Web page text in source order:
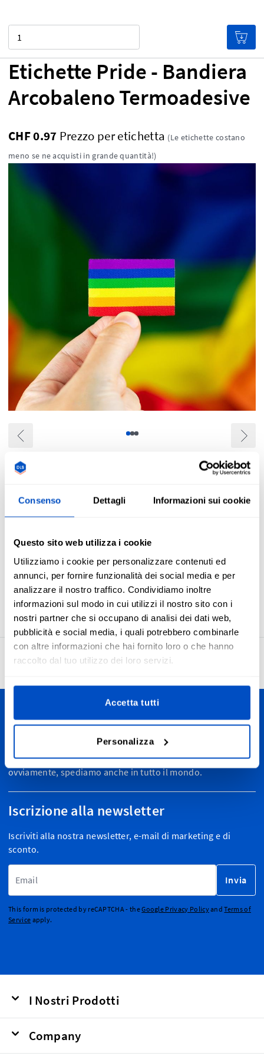
Consenso Dettagli Informazioni sui cookie
Questo sito web utilizza i cookie
Utilizziamo i cookie per personalizzare contenuti ed
annunci, per fornire funzionalità dei social media e per
analizzare il nostro traffico. Condividiamo inoltre
informazioni sul modo in cui utilizzi il nostro sito con i
nostri partner che si occupano di analisi dei dati web,
pubblicità e social media, i quali potrebbero combinarle
con altre informazioni che hai fornito loro o che hanno
raccolto dal tuo utilizzo dei loro servizi.
Accetta tutti
Personalizza
Etichette Pride - Bandiera
Arcobaleno Termoadesive
CHF 0.97 Prezzo per etichetta (Le etichette costano
meno se ne acquisti in grande quantità!)
Panoramica
termoadesive con la bandiera arcobaleno. Queste etichette
sono facili da stirare su quasi tutti gli indumenti: borse,
termoadesive con bandiera arcobaleno sono realizzate
utilizzando il nostro processo di tessitura professionale di
alta qualità, per fornirti etichette belle da vedersi e
durature. La dimensione di queste etichette è 45 x 30 mm /
4.7 27’931 recensioni
Personalizza le tue creazioni
Spediamo in tutta la Svizzera, dal Canton Ticino alla
Romandia passando dalle Alpi fino a Zurigo e St. Moritz. E,
ovviamente, spediamo anche in tutto il mondo.
Iscrizione alla newsletter
Iscriviti alla nostra newsletter, e-mail di marketing e di
sconto.
Invia
This form is protected by reCAPTCHA - theGoogle Privacy PolicyandTerms of
Service apply.
I Nostri Prodotti
Company